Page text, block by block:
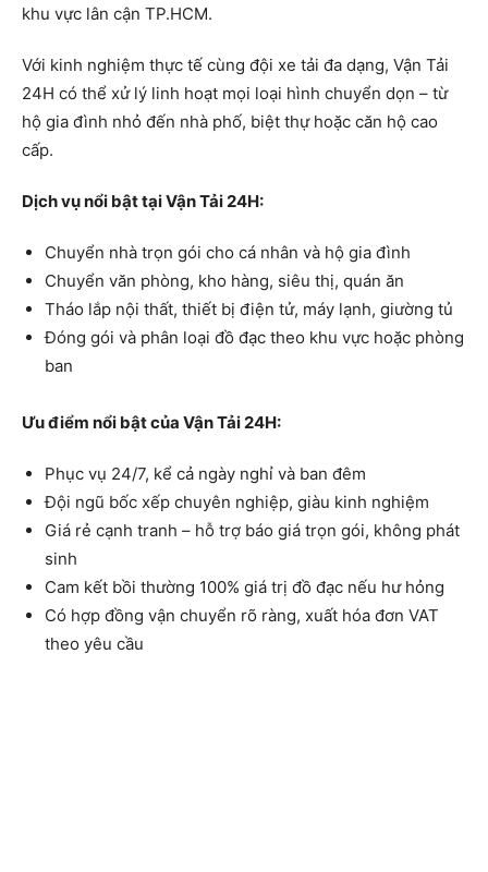
khu vực lân cận TP.HCM.
Với kinh nghiệm thực tế cùng đội xe tải đa dạng, Vận Tải
24H có thể xử lý linh hoạt mọi loại hình chuyển dọn – từ
hộ gia đình nhỏ đến nhà phố, biệt thự hoặc căn hộ cao
cấp.
Dịch vụ nổi bật tại Vận Tải 24H:
Chuyển nhà trọn gói cho cá nhân và hộ gia đình
Chuyển văn phòng, kho hàng, siêu thị, quán ăn
Tháo lắp nội thất, thiết bị điện tử, máy lạnh, giường tủ
Đóng gói và phân loại đồ đạc theo khu vực hoặc phòng
ban
Ưu điểm nổi bật của Vận Tải 24H:
Phục vụ 24/7, kể cả ngày nghỉ và ban đêm
Đội ngũ bốc xếp chuyên nghiệp, giàu kinh nghiệm
Giá rẻ cạnh tranh – hỗ trợ báo giá trọn gói, không phát
sinh
Cam kết bồi thường 100% giá trị đồ đạc nếu hư hỏng
Có hợp đồng vận chuyển rõ ràng, xuất hóa đơn VAT
theo yêu cầu